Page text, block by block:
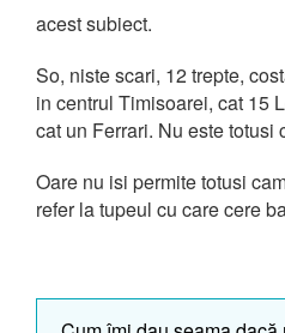
acest subiect.
So, niste scari, 12 trepte,
in centrul Timisoarei, cat 15
cat un Ferrari. Nu este totusi
Oare nu isi permite totusi
refer la tupeul cu care cere